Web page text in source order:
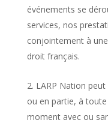
événements se
services, nos
conjointement à
droit français.
LARP Nation
ou en partie, à
moment avec ou